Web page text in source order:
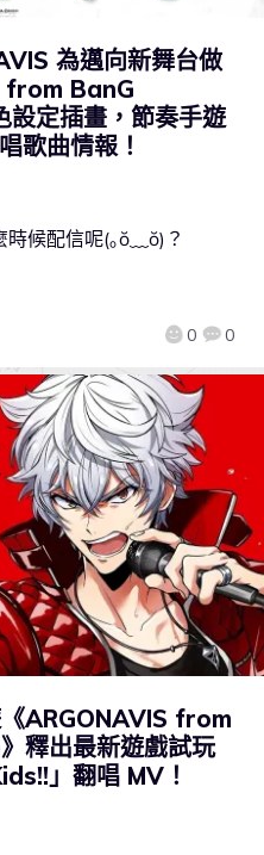
為邁向新舞台做
from BanG
定插畫，節奏手遊
歌曲情報！
0 0
候配信呢(｡ŏ﹏ŏ)？
《ARGONAVIS from
釋出最新遊戲試玩
」翻唱 MV！